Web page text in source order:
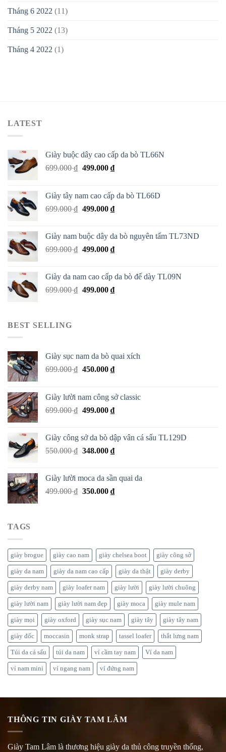
Tháng 6 2022 (11)
Tháng 5 2022 (13)
Tháng 4 2022 (1)
LATEST
Giày buộc dây cao cấp da bò TL66N
699.000₫ 499.000 ₫
Giày tây nam cao cấp da bò TL66D
699.000₫ 499.000 ₫
Giày nam buộc dây da bò nguyên tấm TL73ND
699.000₫ 499.000 ₫
Giày da nam cao cấp da bò đế dày TL09N
699.000₫ 499.000 ₫
BEST SELLING
Giày sục nam da bò quai xích
699.000₫ 450.000 ₫
Giày lười nam công sở classic
699.000₫ 499.000 ₫
Giày công sở da bò dập vân cá sấu TL129D
550.000₫ 348.000 ₫
Giày lười moca da sần quai da
499.000₫ 350.000 ₫
TAGS
giày brogue giày cao nam giày chelsea boot giày công sở
giày da nam giày da nam cao cấp giày da thật giày derby
giày derby nam giày loafer nam giày lười giày lười chuông
giày lười nam giày lười nam đẹp giày moca giày mule nam
giày mọi giày oxford giày sục nam giày tây giày tây nam
giày đốc moccasin monk strap tassel loafer thắt lưng nam
Túi da cá sấu túi da nam ví cầm tay nam Ví da nam
ví nam mini ví ngang nam ví đứng nam
THÔNG TIN GIÀY TAM LÂM
Giày Tam Lâm là thương hiệu giày da thủ công truyền thống,